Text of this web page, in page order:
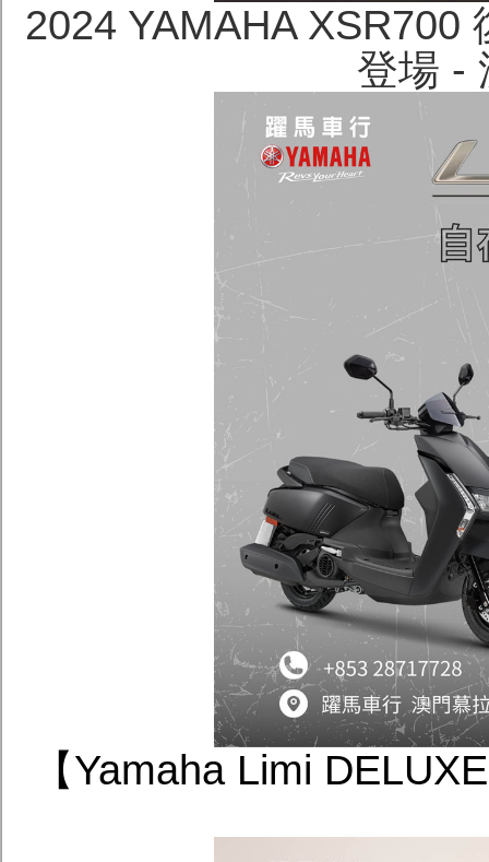
2024 YAMAHA XSR700
登場 -
【Yamaha Limi